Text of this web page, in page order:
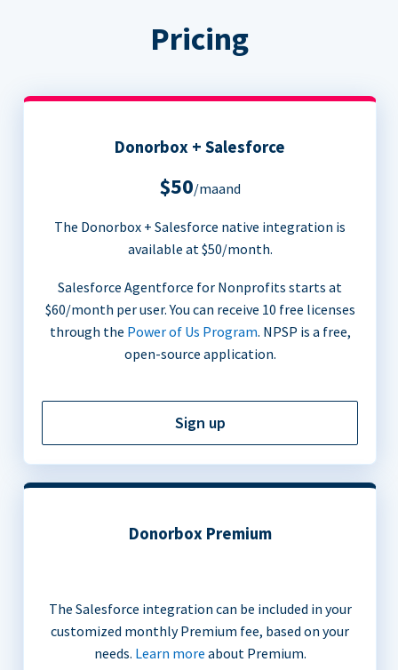
Pricing
Donorbox + Salesforce
$50/maand
The Donorbox + Salesforce native integration is
available at $50/month.
Salesforce Agentforce for Nonprofits starts at
$60/month per user. You can receive 10 free licenses
through the Power of Us Program. NPSP is a free,
open-source application.
Sign up
Donorbox Premium
The Salesforce integration can be included in your
customized monthly Premium fee, based on your
needs. Learn more about Premium.